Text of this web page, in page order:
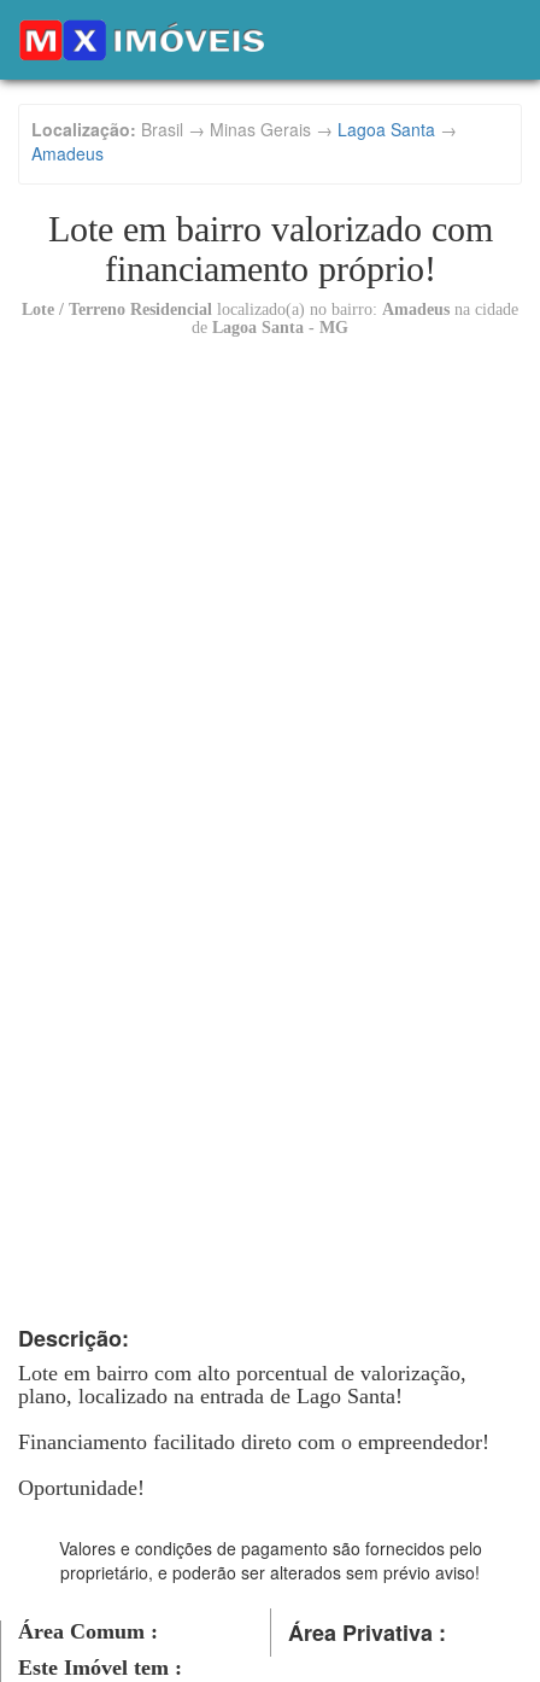
Localização: Brasil → Minas Gerais → Lagoa Santa →
Amadeus
Lote em bairro valorizado com
financiamento próprio!
Lote / Terreno Residencial localizado(a) no bairro: Amadeus na cidade
de Lagoa Santa - MG
Descrição:
Lote em bairro com alto porcentual de valorização,
plano, localizado na entrada de Lago Santa!
Financiamento facilitado direto com o empreendedor!
Oportunidade!
Valores e condições de pagamento são fornecidos pelo
proprietário, e poderão ser alterados sem prévio aviso!
Área Comum : Área Privativa :
Este Imóvel tem :